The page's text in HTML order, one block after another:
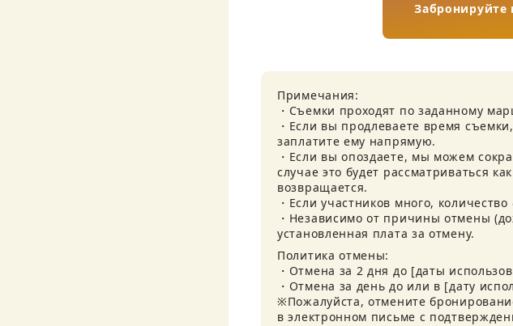
Забронируйте
Примечания:
・Съемки проходят по заданному
・Если вы продлеваете время
заплатите ему напрямую.
・Если вы опоздаете, мы можем
случае это будет рассматриваться
возвращается.
・Если участников много,
・Независимо от причины отмены
установленная плата за отмену.
Политика отмены:
・Отмена за 2 дня до [даты
・Отмена за день до или в [дату
※Пожалуйста, отмените
в электронном письме с